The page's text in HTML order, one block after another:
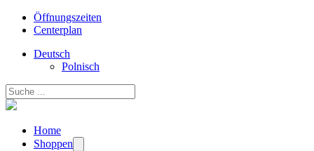
Öffnungszeiten
Centerplan
Deutsch
Polnisch
Suchen
Home
Shoppen